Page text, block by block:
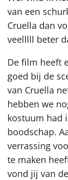
van een
Cruella dan
veelllll beter
De film heeft
goed bij de
van Cruella
hebben we
kostuum had
boodschap.
verrassing
te maken
vond jij van